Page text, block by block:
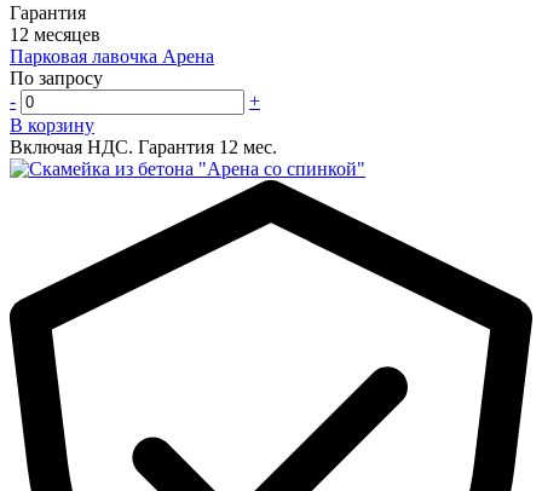
Гарантия
12 месяцев
Парковая лавочка Арена
По запросу
-
+
В корзину
Включая НДС. Гарантия 12 мес.